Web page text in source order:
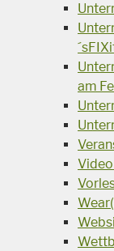
am